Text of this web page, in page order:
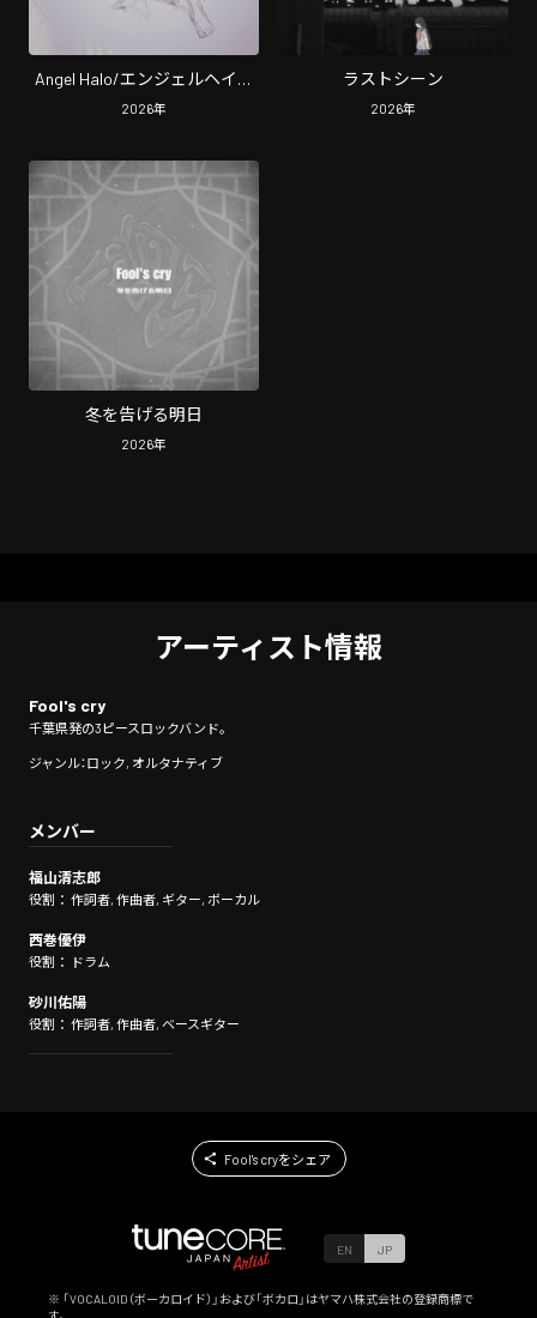
Angel Halo/エンジェルヘイロ
ー
2026年
ラストシーン
2026年
冬を告げる明日
2026年
アーティスト情報
Fool's cry
千葉県発の3ピースロックバンド。
ジャンル：ロック, オルタナティブ
メンバー
福山清志郎
役割： 作詞者, 作曲者, ギター, ボーカル
西巻優伊
役割： ドラム
砂川佑陽
役割： 作詞者, 作曲者, ベースギター
Fool's cryをシェア
EN JP
※ 「VOCALOID（ボーカロイド）」および「ボカロ」はヤマハ株式会社の登録商標で